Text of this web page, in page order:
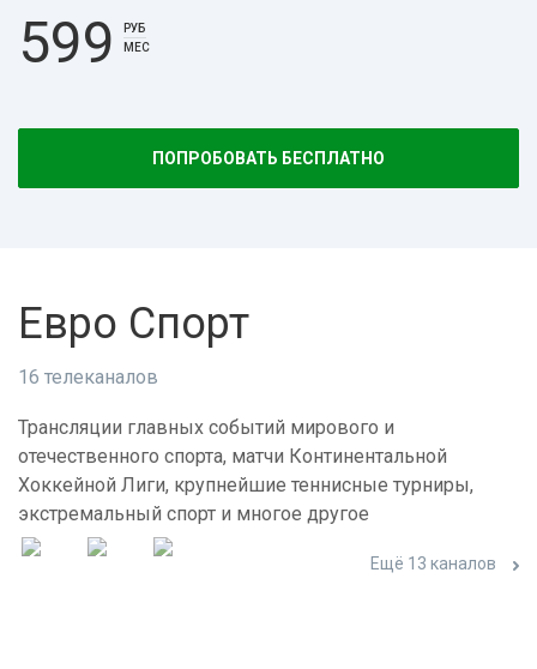
599
РУБ
МЕС
ПОПРОБОВАТЬ БЕСПЛАТНО
Евро Спорт
16 телеканалов
Трансляции главных событий мирового и
отечественного спорта, матчи Континентальной
Хоккейной Лиги, крупнейшие теннисные турниры,
экстремальный спорт и многое другое
Ещё 13 каналов